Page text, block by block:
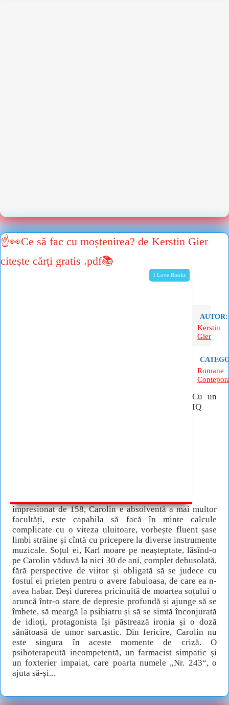
I Love Books
☝👀Ce să fac cu moștenirea? de Kerstin Gier
citește cărți gratis .pdf📚
AUTOR:
Kerstin
Gier
Romane
Cu un
IQ
impresionat de 158, Carolin e absolventă a mai multor
facultăți, este capabila să facă în minte calcule
complicate cu o viteza uluitoare, vorbește fluent șase
limbi străine și cîntă cu pricepere la diverse instrumente
muzicale. Soțul ei, Karl moare pe neașteptate, lăsînd-o
pe Carolin văduvă la nici 30 de ani, complet debusolată,
fără perspective de viitor și obligată să se judece cu
fostul ei prieten pentru o avere fabuloasa, de care ea n-
avea habar. Deși durerea pricinuită de moartea soțului o
aruncă într-o stare de depresie profundă și ajunge să se
îmbete, să meargă la psihiatru și să se simtă înconjurată
de idioți, protagonista își păstrează ironia și o doză
sănătoasă de umor sarcastic. Din fericire, Carolin nu
este singura în aceste momente de criză. O
psihoterapeută incompetentă, un farmacist simpatic și
un foxterier impaiat, care poarta numele „Nr. 243“, o
ajuta să-și...